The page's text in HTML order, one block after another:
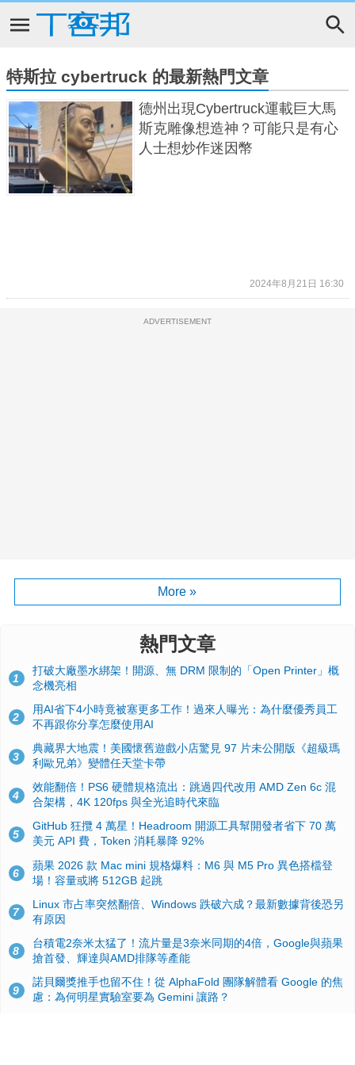
特斯拉 cybertruck 的最新熱門文章
德州出現Cybertruck運載巨大馬
斯克雕像想造神？可能只是有心
人士想炒作迷因幣
2024年8月21日 16:30
ADVERTISEMENT
More »
熱門文章
1
打破大廠墨水綁架！開源、無 DRM 限制的「Open Printer」概
念機亮相
2
用AI省下4小時竟被塞更多工作！過來人曝光：為什麼優秀員工
不再跟你分享怎麼使用AI
3
典藏界大地震！美國懷舊遊戲小店驚見 97 片未公開版《超級瑪
利歐兄弟》變體任天堂卡帶
4
效能翻倍！PS6 硬體規格流出：跳過四代改用 AMD Zen 6c 混
合架構，4K 120fps 與全光追時代來臨
5
GitHub 狂攬 4 萬星！Headroom 開源工具幫開發者省下 70 萬
美元 API 費，Token 消耗暴降 92%
6
蘋果 2026 款 Mac mini 規格爆料：M6 與 M5 Pro 異色搭檔登
場！容量或將 512GB 起跳
7
Linux 市占率突然翻倍、Windows 跌破六成？最新數據背後恐另
有原因
8
台積電2奈米太猛了！流片量是3奈米同期的4倍，Google與蘋果
搶首發、輝達與AMD排隊等產能
9
諾貝爾獎推手也留不住！從 AlphaFold 團隊解體看 Google 的焦
慮：為何明星實驗室要為 Gemini 讓路？